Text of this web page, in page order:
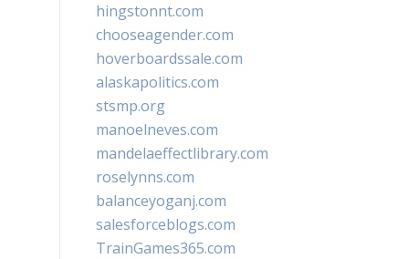
hingstonnt.com
chooseagender.com
hoverboardssale.com
alaskapolitics.com
stsmp.org
manoelneves.com
mandelaeffectlibrary.com
roselynns.com
balanceyoganj.com
salesforceblogs.com
TrainGames365.com